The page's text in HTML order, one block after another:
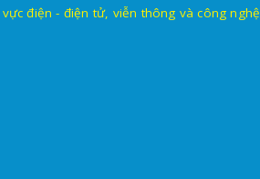
điện - điện tử, viễn thông và công nghệ